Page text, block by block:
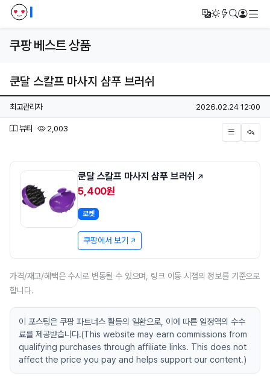
I 번역다크모드
새글/새댓글
검색로그인
쿠팡 베스트 상품
쿤달 스칼프 마사지 샴푸 브러쉬
페이지 정보
작성자
최고관리자 작성일
2026.02.24 12:00
분류
뷰티 2,003
본문
쿤달 스칼프 마사지 샴푸 브러쉬
5,400원
로켓
쿠팡에서 보기
가격/재고/혜택은 수시로 변동될 수 있으며, 링크 이동 시점의 정보를 기준으로
합니다.
이 포스팅은 쿠팡 파트너스 활동의 일환으로, 이에 따른 일정액의 수수
료를 제공받습니다.(This website may earn commissions from
qualifying purchases through affiliate links. This does not
affect the price you pay and helps support our content.)